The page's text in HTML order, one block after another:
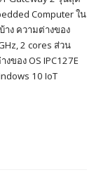
Computer ใน
าง ความต่างของ
2 cores ส่วน
งของ OS IPC127E
10 IoT